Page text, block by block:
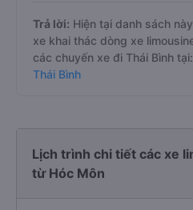
Trả lời: Hiện tại danh sách
xe khai thác dòng xe
các chuyến xe đi Thái Bình tại:
Thái Bình
Lịch trình chi tiết các xe
từ Hóc Môn